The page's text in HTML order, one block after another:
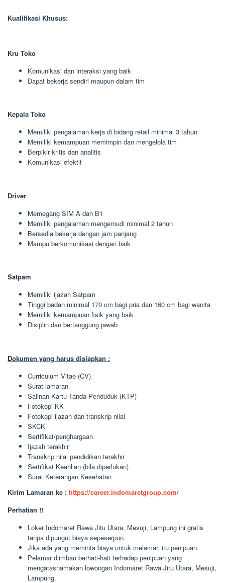
Kualifikasi Khusus:
Kru Toko
Komunikasi dan interaksi yang baik
Dapat bekerja sendiri maupun dalam tim
Kepala Toko
Memiliki pengalaman kerja di bidang retail minimal 3 tahun
Memiliki kemampuan memimpin dan mengelola tim
Berpikir kritis dan analitis
Komunikasi efektif
Driver
Memegang SIM A dan B1
Memiliki pengalaman mengemudi minimal 2 tahun
Bersedia bekerja dengan jam panjang
Mampu berkomunikasi dengan baik
Satpam
Memiliki ijazah Satpam
Tinggi badan minimal 170 cm bagi pria dan 160 cm bagi wanita
Memiliki kemampuan fisik yang baik
Disiplin dan bertanggung jawab
Dokumen yang harus disiapkan :
Curriculum Vitae (CV)
Surat lamaran
Salinan Kartu Tanda Penduduk (KTP)
Fotokopi KK
Fotokopi ijazah dan transkrip nilai
SKCK
Sertifikat/penghargaan
Ijazah terakhir
Transkrip nilai pendidikan terakhir
Sertifikat Keahlian (bila diperlukan)
Surat Keterangan Kesehatan
Kirim Lamaran ke : https://career.indomaretgroup.com/
Perhatian !!
Loker Indomaret Rawa Jitu Utara, Mesuji, Lampung ini gratis
tanpa dipungut biaya sepeserpun.
Jika ada yang meminta biaya untuk melamar, itu penipuan.
Pelamar diimbau berhati-hati terhadap penipuan yang
mengatasnamakan lowongan Indomaret Rawa Jitu Utara, Mesuji,
Lampung.